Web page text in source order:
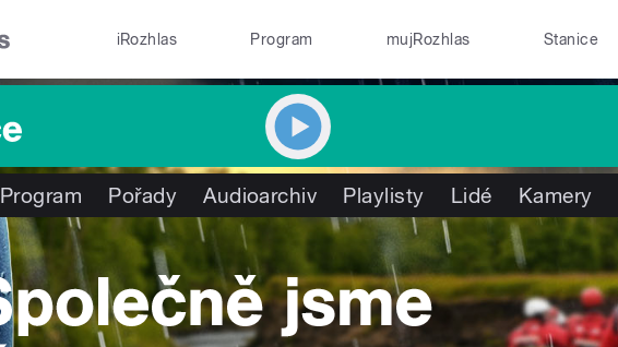
iRozhlas Program mujRozhlas Stanice
Program Pořady Audioarchiv Playlisty Lidé Kamery